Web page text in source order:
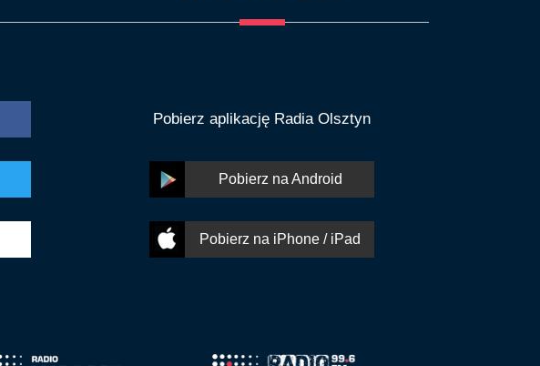
Pobierz aplikację Radia Olsztyn
Pobierz na Android
Pobierz na iPhone / iPad